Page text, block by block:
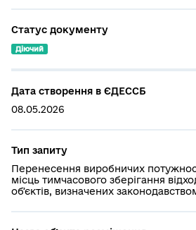
Статус документу
Діючий
Дата створення в ЄДЕССБ
08.05.2026
Тип запиту
Перенесення виробничих
місць тимчасового зберігання
обʼєктів, визначених